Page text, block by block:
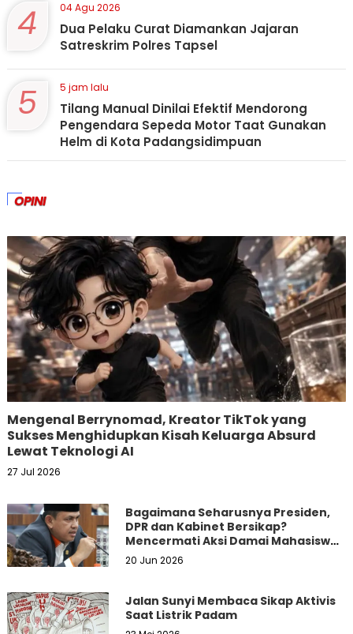
4 04 Agu 2026
Dua Pelaku Curat Diamankan Jajaran
Satreskrim Polres Tapsel
5 5 jam lalu
Tilang Manual Dinilai Efektif Mendorong
Pengendara Sepeda Motor Taat Gunakan
Helm di Kota Padangsidimpuan
OPINI
Mengenal Berrynomad, Kreator TikTok yang
Sukses Menghidupkan Kisah Keluarga Absurd
Lewat Teknologi AI
27 Jul 2026
Bagaimana Seharusnya Presiden,
DPR dan Kabinet Bersikap?
Mencermati Aksi Damai Mahasiswa
dan Masyarakat
20 Jun 2026
Jalan Sunyi Membaca Sikap Aktivis
Saat Listrik Padam